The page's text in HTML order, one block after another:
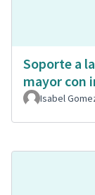
Soporte a
mayor con
Isabel